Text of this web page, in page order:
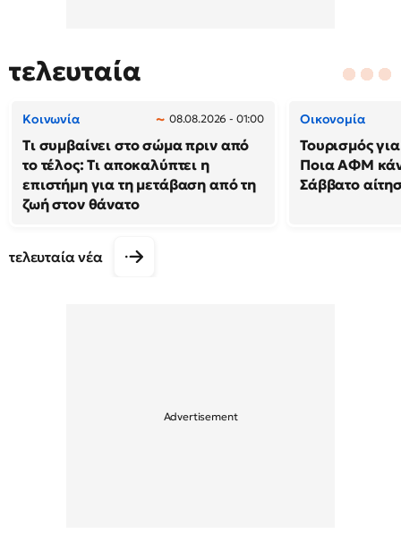
τελευταία
Κοινωνία 08.08.2026 - 01:00
Τι συμβαίνει στο σώμα πριν από
το τέλος: Τι αποκαλύπτει η
επιστήμη για τη μετάβαση από τη
ζωή στον θάνατο
Οικονομία
Τουρισμός
Ποια ΑΦΜ
Σάββατο
τελευταία νέα